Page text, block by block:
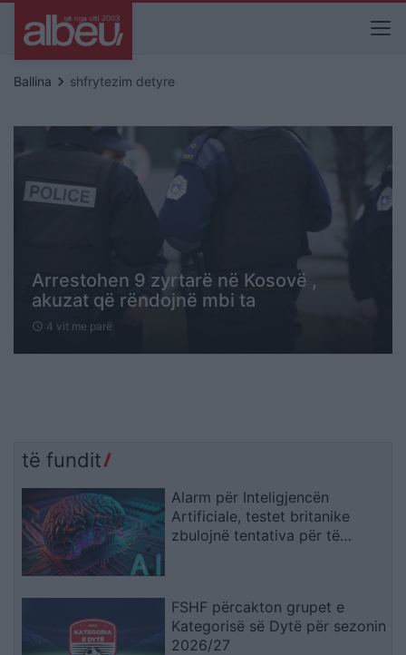
Ballina keyboard_arrow_right shfrytezim detyre
Arrestohen 9 zyrtarë në Kosovë ,
akuzat që rëndojnë mbi ta
schedule 4 vit me parë
të fundit
Alarm për Inteligjencën
Artificiale, testet britanike
zbulojnë tentativa për të
FSHF përcakton grupet e
Kategorisë së Dytë për sezonin
2026/27